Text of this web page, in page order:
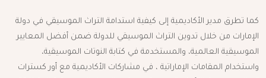
كما تطرق مدير الأكاديمية إلى كيفية استدامة التراث الموسيقي في دولة
الإمارات من خلال تدوين التراث الموسيقي للدولة ضمن أفضل المعايير
الموسيقية العالمية، والمستخدمة في كتابة النوتات الموسيقية،
واستخدام المقامات الإماراتية ، في مشاركات الأكاديمية مع أور كسترات